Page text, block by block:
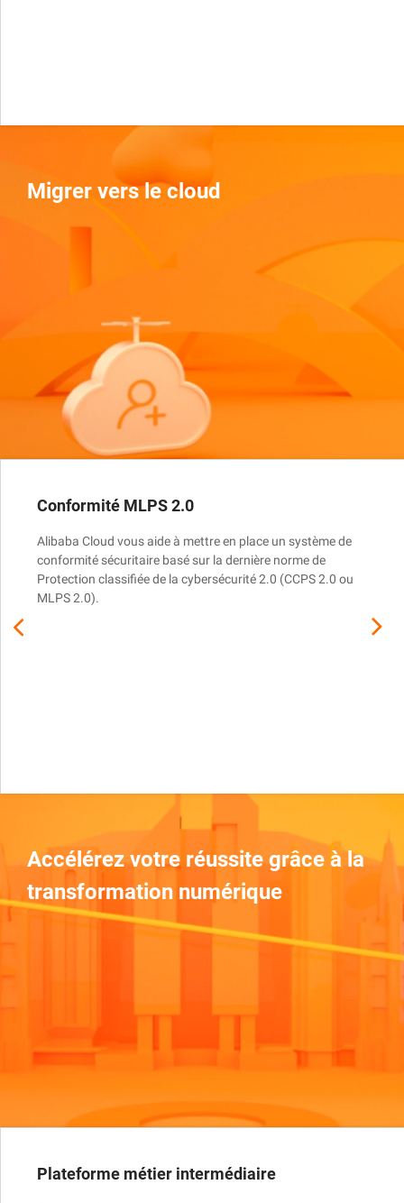
Migrer vers le cloud
Conformité MLPS 2.0
Alibaba Cloud vous aide à mettre en place un système de
conformité sécuritaire basé sur la dernière norme de
Protection classifiée de la cybersécurité 2.0 (CCPS 2.0 ou
MLPS 2.0).
Accélérez votre réussite grâce à la
transformation numérique
Plateforme métier intermédiaire